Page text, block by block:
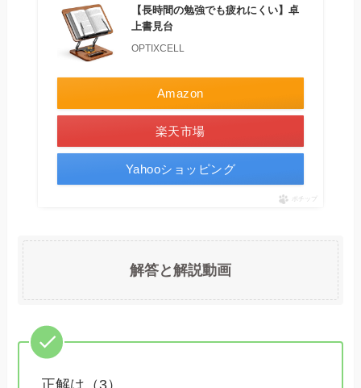
【長時間の勉強でも疲れにくい】卓
上書見台
OPTIXCELL
Amazon
楽天市場
Yahooショッピング
ポチップ
解答と解説動画
正解は（3）